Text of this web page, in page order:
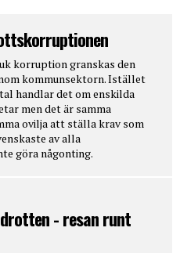
korruption granskas den
kommunsektorn. Istället
handlar det om enskilda
men det är samma
ovilja att ställa krav som
av alla
göra någonting.
- resan runt